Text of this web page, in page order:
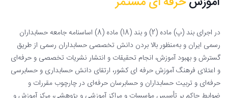
در اجرای بند (پ) ماده (2) و بند (18) ماده (8) اساسنامه جامعه حسابداران
رسمی ایران و به‌منظور بالا بردن دانش تخصصی حسابداران رسمی از طریق
گسترش و بهبود آموزش، انجام تحقیقات و انتشار نشریات تخصصی و حرفه‌ای
و اعتلای فرهنگ آموزش حرفه ای کشور، ارتقای دانش حسابداری و حسابرسی
حرفه‌ای و تربیت حسابداران و حسابرسان حرفه‌ای در چارچوب مقررات و